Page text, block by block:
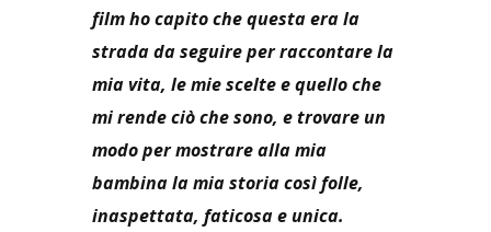
film ho capito che questa era la
strada da seguire per raccontare la
mia vita, le mie scelte e quello che
mi rende ciò che sono, e trovare un
modo per mostrare alla mia
bambina la mia storia così folle,
inaspettata, faticosa e unica.